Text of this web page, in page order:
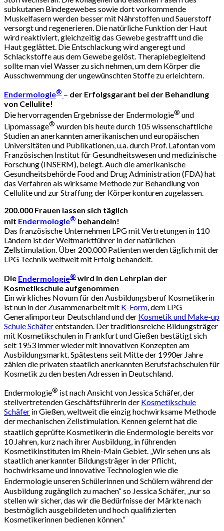
subkutanen Bindegewebes sowie dort vorkommende
Muskelfasern werden besser mit Nährstoffen und Sauerstoff
versorgt und regenerieren. Die natürliche Funktion der Haut
wird reaktiviert, gleichzeitig das Gewebe gestrafft und die
Haut geglättet. Die Entschlackung wird angeregt und
Schlackstoffe aus dem Gewebe gelöst. Therapiebegleitend
sollte man viel Wasser zu sich nehmen, um dem Körper die
Ausschwemmung der ungewünschten Stoffe zu erleichtern.
Endermologie® – der Erfolgsgarant bei der Behandlung
von Cellulite!
Die hervorragenden Ergebnisse der Endermologie® und
Lipomassage® wurden bis heute durch 105 wissenschaftliche
Studien an anerkannten amerikanischen und europäischen
Universitäten und Publikationen, u.a. durch Prof. Lafontan vom
Französischen Institut für Gesundheitswesen und medizinische
Forschung (INSERM), belegt. Auch die amerikanische
Gesundheitsbehörde Food and Drug Administration (FDA) hat
das Verfahren als wirksame Methode zur Behandlung von
Cellulite und zur Straffung der Körperkonturen zugelassen.
200.000 Frauen lassen sich täglich
mit Endermologie® behandeln!
Das französische Unternehmen LPG mit Vertretungen in 110
Ländern ist der Weltmarktführer in der natürlichen
Zellstimulation. Über 200.000 Patienten werden täglich mit der
LPG Technik weltweit mit Erfolg behandelt.
Die Endermologie® wird in den Lehrplan der
Kosmetikschule aufgenommen
Ein wirkliches Novum für den Ausbildungsberuf Kosmetikerin
ist nun in der Zusammenarbeit mit K-Form , dem LPG
Generalimporteur Deutschland und der Kosmetik und Make-up
Schule Schäferentstanden. Der traditionsreiche Bildungsträger
mit Kosmetikschulen in Frankfurt und Gießen bestätigt sich
seit 1953 immer wieder mit innovativen Konzepten am
Ausbildungsmarkt. Spätestens seit Mitte der 1990er Jahre
zählen die privaten staatlich anerkannten Berufsfachschulen für
Kosmetik zu den besten Adressen in Deutschland.
Endermologie® ist nach Ansicht von Jessica Schäfer, der
stellvertretenden Geschäftsführerin der Kosmetikschule
Schäfer in Gießen, weltweit die einzig hochwirksame Methode
der mechanischen Zellstimulation. Kennen gelernt hat die
staatlich geprüfte Kosmetikerin die Endermologie bereits vor
10 Jahren, kurz nach ihrer Ausbildung, in führenden
Kosmetikinstituten im Rhein-Main Gebiet. „Wir sehen uns als
staatlich anerkannter Bildungsträger in der Pflicht,
hochwirksame und innovative Technologien wie die
Endermologieunseren Schülerinnen und Schülern während der
Ausbildung zugänglich zu machen“ so Jessica Schäfer, „nur so
stellen wir sicher, das wir die Bedürfnisse der Märkte nach
bestmöglich ausgebildeten und hoch qualifizierten
Kosmetikerinnen bedienen können.“